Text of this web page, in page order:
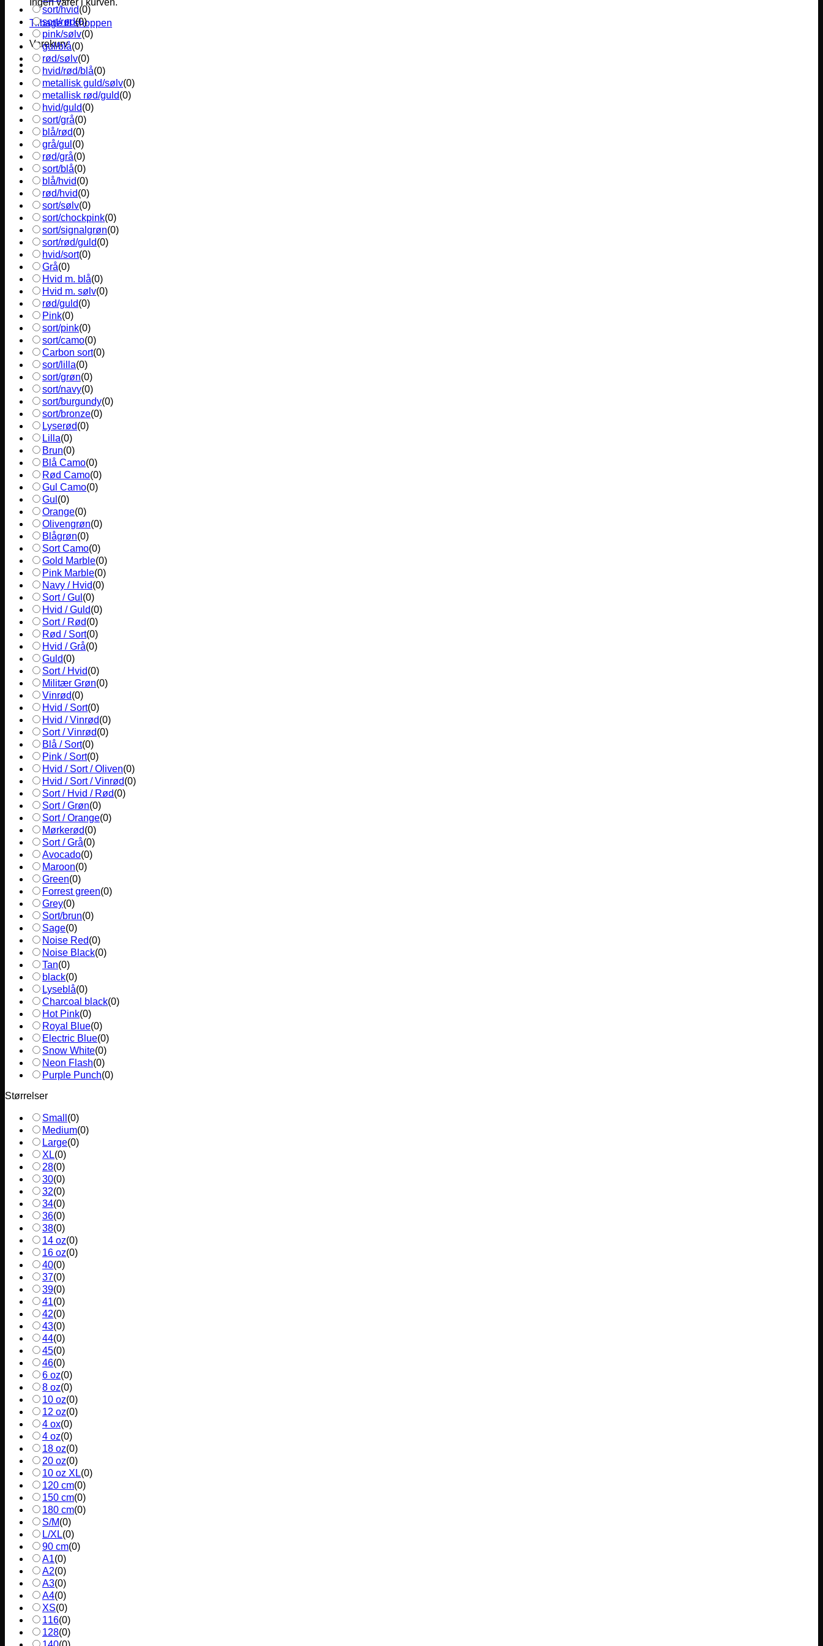
Ingen varer i kurven.
Tilbage til shoppen
Varekurv
sort/hvid(0)
sort/rød(0)
pink/sølv(0)
gul/blå(0)
rød/sølv(0)
hvid/rød/blå(0)
metallisk guld/sølv(0)
metallisk rød/guld(0)
hvid/guld(0)
sort/grå(0)
blå/rød(0)
grå/gul (0)
rød/grå(0)
sort/blå(0)
blå/hvid(0)
rød/hvid(0)
sort/sølv(0)
sort/chockpink(0)
sort/signalgrøn(0)
sort/rød/guld(0)
hvid/sort(0)
Grå(0)
Hvid m. blå(0)
Hvid m. sølv(0)
rød/guld(0)
Pink(0)
sort/pink(0)
sort/camo(0)
Carbon sort(0)
sort/lilla(0)
sort/grøn(0)
sort/navy(0)
sort/burgundy(0)
sort/bronze(0)
Lyserød(0)
Lilla(0)
Brun(0)
Blå Camo(0)
Rød Camo(0)
Gul Camo(0)
Gul (0)
Orange(0)
Olivengrøn(0)
Blågrøn(0)
Sort Camo(0)
Gold Marble(0)
Pink Marble(0)
Navy / Hvid(0)
Sort / Gul (0)
Hvid / Guld(0)
Sort / Rød(0)
Rød / Sort(0)
Hvid / Grå(0)
Guld(0)
Sort / Hvid(0)
Militær Grøn(0)
Vinrød(0)
Hvid / Sort(0)
Hvid / Vinrød(0)
Sort / Vinrød(0)
Blå / Sort(0)
Pink / Sort(0)
Hvid / Sort / Oliven(0)
Hvid / Sort / Vinrød(0)
Sort / Hvid / Rød(0)
Sort / Grøn(0)
Sort / Orange(0)
Mørkerød(0)
Sort / Grå(0)
Avocado(0)
Maroon(0)
Green(0)
Forrest green(0)
Grey(0)
Sort/brun(0)
Sage(0)
Noise Red(0)
Noise Black(0)
Tan(0)
black(0)
Lyseblå(0)
Charcoal black(0)
Hot Pink(0)
Royal Blue(0)
Electric Blue(0)
Snow White(0)
Neon Flash(0)
Purple Punch(0)
Størrelser
Small (0)
Medium(0)
Large(0)
XL(0)
28(0)
30(0)
32(0)
34(0)
36(0)
38(0)
14 oz(0)
16 oz(0)
40(0)
37(0)
39(0)
41(0)
42(0)
43(0)
44(0)
45(0)
46(0)
6 oz(0)
8 oz(0)
10 oz(0)
12 oz(0)
4 ox(0)
4 oz(0)
18 oz(0)
20 oz(0)
10 oz XL(0)
120 cm(0)
150 cm(0)
180 cm(0)
S/M(0)
L/XL(0)
90 cm(0)
A1(0)
A2(0)
A3(0)
A4(0)
XS(0)
116(0)
128(0)